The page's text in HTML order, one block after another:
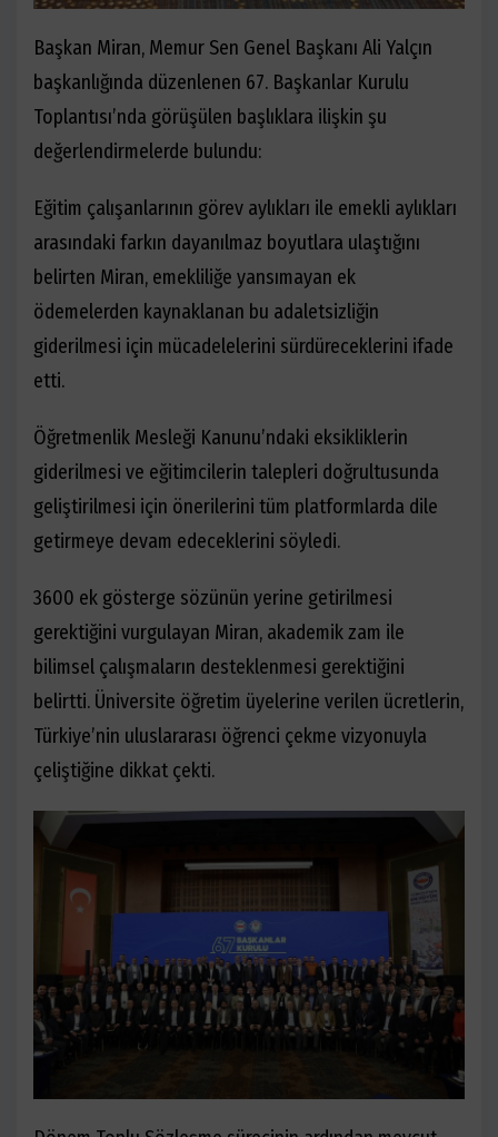
Başkan Miran, Memur Sen Genel Başkanı Ali Yalçın
başkanlığında düzenlenen 67. Başkanlar Kurulu
Toplantısı’nda görüşülen başlıklara ilişkin şu
değerlendirmelerde bulundu:
Eğitim çalışanlarının görev aylıkları ile emekli aylıkları
arasındaki farkın dayanılmaz boyutlara ulaştığını
belirten Miran, emekliliğe yansımayan ek
ödemelerden kaynaklanan bu adaletsizliğin
giderilmesi için mücadelelerini sürdüreceklerini ifade
etti.
Öğretmenlik Mesleği Kanunu’ndaki eksikliklerin
giderilmesi ve eğitimcilerin talepleri doğrultusunda
geliştirilmesi için önerilerini tüm platformlarda dile
getirmeye devam edeceklerini söyledi.
3600 ek gösterge sözünün yerine getirilmesi
gerektiğini vurgulayan Miran, akademik zam ile
bilimsel çalışmaların desteklenmesi gerektiğini
belirtti. Üniversite öğretim üyelerine verilen ücretlerin,
Türkiye’nin uluslararası öğrenci çekme vizyonuyla
çeliştiğine dikkat çekti.